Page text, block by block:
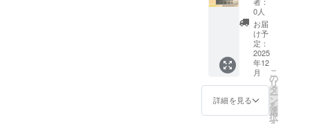
円のリ
ターン
と同じ
内容に
なりま
す。 ・
掲載期
業日〜
移転又
は企業
名をご
記入く
ださ
い。 ・
店舗の
確定時
期：
2025年
つりは
でませ
ん。 ・
初回来
店時に
お渡し
いたし
ます。
スタッ
様のお
名前
（ニッ
クネー
ム）又
は企業
名を掲
載しま
す。 ・
掲載期
間：開
0人
お届
け予
定：
2025
年12
月
詳細を見る
こ
の
リ
タ
ー
ン
を
選
択